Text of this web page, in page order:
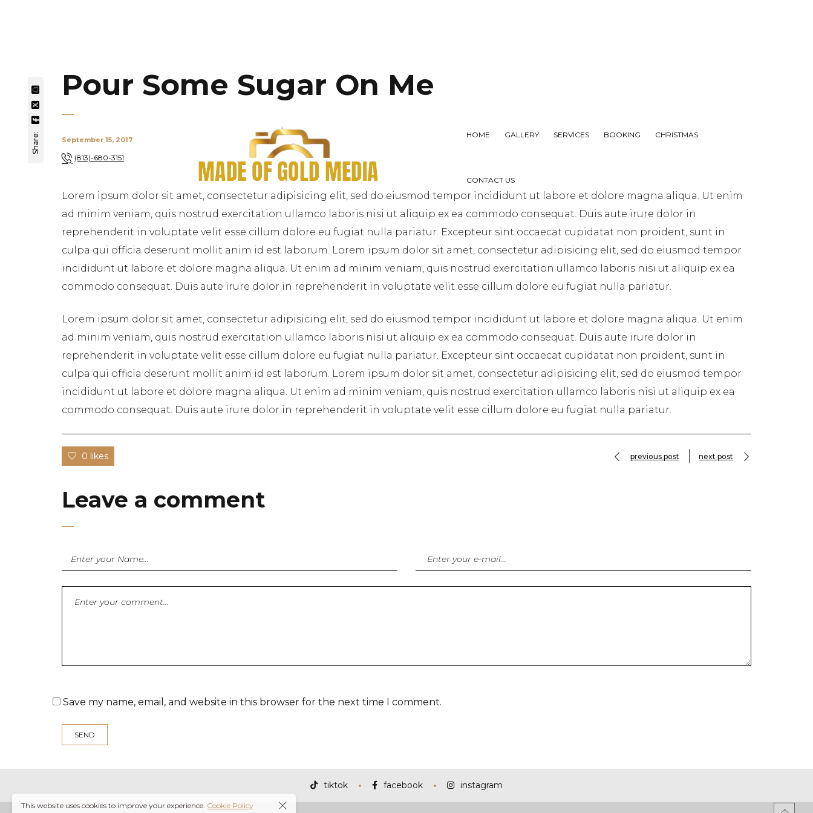
(813)-680-3151
HOME GALLERY SERVICES BOOKING CHRISTMAS
CONTACT US
Pour Some Sugar On Me
Share: September 15, 2017
Lorem ipsum dolor sit amet, consectetur adipisicing elit, sed do eiusmod tempor incididunt ut labore et dolore magna aliqua. Ut enim
ad minim veniam, quis nostrud exercitation ullamco laboris nisi ut aliquip ex ea commodo consequat. Duis aute irure dolor in
reprehenderit in voluptate velit esse cillum dolore eu fugiat nulla pariatur. Excepteur sint occaecat cupidatat non proident, sunt in
culpa qui officia deserunt mollit anim id est laborum. Lorem ipsum dolor sit amet, consectetur adipisicing elit, sed do eiusmod tempor
incididunt ut labore et dolore magna aliqua. Ut enim ad minim veniam, quis nostrud exercitation ullamco laboris nisi ut aliquip ex ea
commodo consequat. Duis aute irure dolor in reprehenderit in voluptate velit esse cillum dolore eu fugiat nulla pariatur.
Lorem ipsum dolor sit amet, consectetur adipisicing elit, sed do eiusmod tempor incididunt ut labore et dolore magna aliqua. Ut enim
ad minim veniam, quis nostrud exercitation ullamco laboris nisi ut aliquip ex ea commodo consequat. Duis aute irure dolor in
reprehenderit in voluptate velit esse cillum dolore eu fugiat nulla pariatur. Excepteur sint occaecat cupidatat non proident, sunt in
culpa qui officia deserunt mollit anim id est laborum. Lorem ipsum dolor sit amet, consectetur adipisicing elit, sed do eiusmod tempor
incididunt ut labore et dolore magna aliqua. Ut enim ad minim veniam, quis nostrud exercitation ullamco laboris nisi ut aliquip ex ea
commodo consequat. Duis aute irure dolor in reprehenderit in voluptate velit esse cillum dolore eu fugiat nulla pariatur.
0 likes previous post next post
Leave a comment
Save my name, email, and website in this browser for the next time I comment.
tiktok facebook instagram
This website uses cookies to improve your experience. Cookie Policy